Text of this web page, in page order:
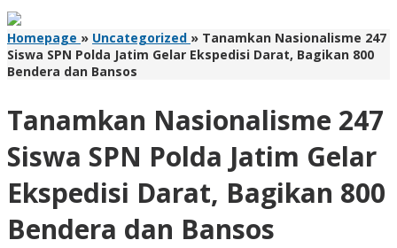
Homepage » Uncategorized » Tanamkan Nasionalisme 247
Siswa SPN Polda Jatim Gelar Ekspedisi Darat, Bagikan 800
Bendera dan Bansos
Tanamkan Nasionalisme 247
Siswa SPN Polda Jatim Gelar
Ekspedisi Darat, Bagikan 800
Bendera dan Bansos